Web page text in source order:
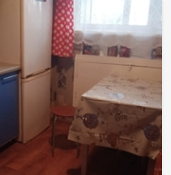
Но для нового владельца это
интерьер мечты с нуля, не
излишества предыдущих
«белая коробка» с отличной
Квартиры в центре с такими
в цене. Звоните, чтобы
Убедитесь лично в преимуществах
ФЕДЕРАЛЬНАЯ
ПЛЮС" ГАРАНТИРУЕТ ФИНАНСОВУЮ
КЛИЕНТОВ. Приобретая это
Плюс", Вы получаете: Юридическое
с ипотекой на выгодных условиях
без лишних хлопот Превосходный
нам 24/7! Я готова ответить на
воплотить ваши мечты о новом